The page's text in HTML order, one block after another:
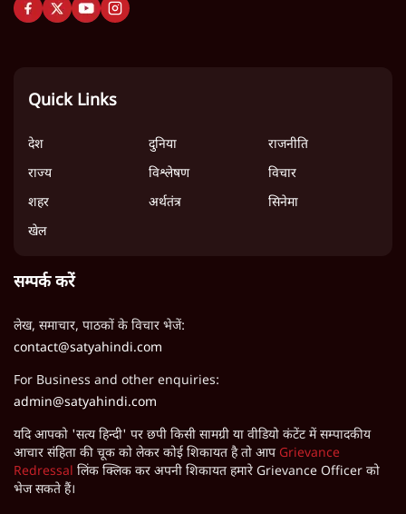
Quick Links
देश दुनिया
राजनीति
राज्य
विश्लेषण
विचार
शहर
अर्थतंत्र
सिनेमा
खेल
सम्पर्क करें
लेख, समाचार, पाठकों के विचार भेजें:
contact@satyahindi.com
For Business and other enquiries:
admin@satyahindi.com
यदि आपको 'सत्य हिन्दी' पर छपी किसी सामग्री या वीडियो कंटेंट में सम्पादकीय
आचार संहिता की चूक को लेकर कोई शिकायत है तो आप Grievance
Redressal लिंक क्लिक कर अपनी शिकायत हमारे Grievance Officer को
भेज सकते हैं।